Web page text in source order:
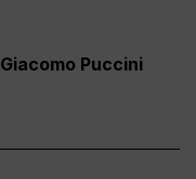
Puccini